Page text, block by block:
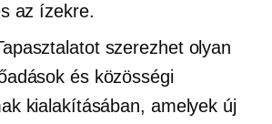
az ízekre.
szerezhet olyan
és közösségi
kialakításában, amelyek új